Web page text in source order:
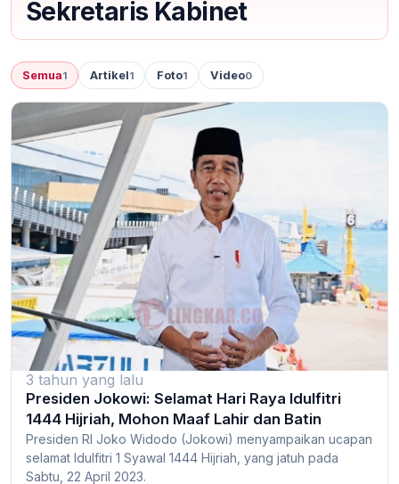
Sekretaris Kabinet
Semua1 Artikel1 Foto1 Video0
3 tahun yang lalu
Presiden Jokowi: Selamat Hari Raya Idulfitri
1444 Hijriah, Mohon Maaf Lahir dan Batin
Presiden RI Joko Widodo (Jokowi) menyampaikan ucapan
selamat Idulfitri 1 Syawal 1444 Hijriah, yang jatuh pada
Sabtu, 22 April 2023.